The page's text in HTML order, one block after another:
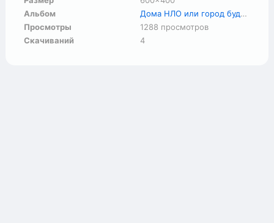
Альбом
Дома НЛО или город будущего
Просмотры
1288 просмотров
Скачиваний
4